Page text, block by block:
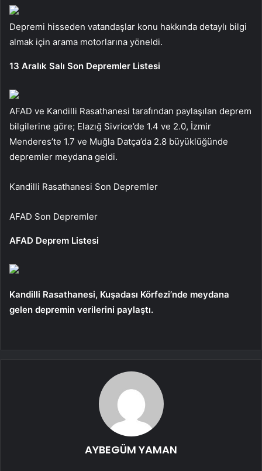
Depremi hisseden vatandaşlar konu hakkında detaylı bilgi
almak için arama motorlarına yöneldi.
13 Aralık Salı Son Depremler Listesi
AFAD ve Kandilli Rasathanesi tarafından paylaşılan deprem
bilgilerine göre; Elazığ Sivrice’de 1.4 ve 2.0, İzmir
Menderes’te 1.7 ve Muğla Datça’da 2.8 büyüklüğünde
depremler meydana geldi.
Kandilli Rasathanesi Son Depremler
AFAD Son Depremler
AFAD Deprem Listesi
Kandilli Rasathanesi, Kuşadası Körfezi’nde meydana
gelen depremin verilerini paylaştı.
AYBEGÜM YAMAN